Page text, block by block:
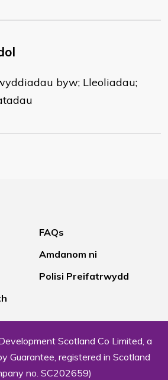
byw; Lleoliadau;
FAQs
Amdanom ni
Polisi Preifatrwydd
Scotland Co Limited, a
Guarantee, registered in Scotland
no. SC202659)